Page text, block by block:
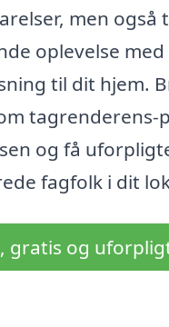
men også
oplevelse
til dit hjem.
tagrenderens-
og få
fagfolk i dit
gratis og